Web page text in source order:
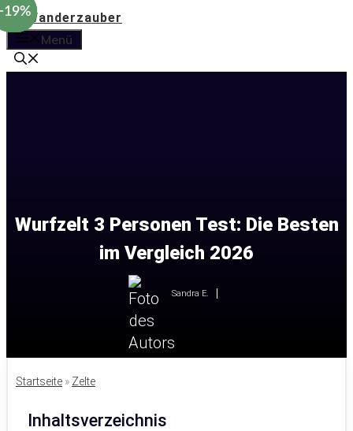
Zum
Inhalt
springen
Menü
Wurfzelt 3 Personen Test: Die Besten
im Vergleich 2026
Sandra E.
Startseite » Zelte
Inhaltsverzeichnis